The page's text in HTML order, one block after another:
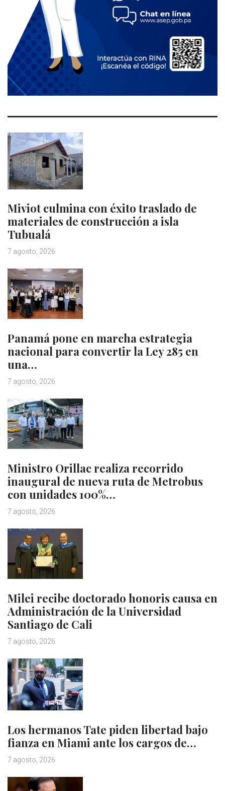
Miviot culmina con éxito traslado de
materiales de construcción a isla
Tubualá
7 agosto, 2026
Panamá pone en marcha estrategia
nacional para convertir la Ley 285 en
una…
7 agosto, 2026
Ministro Orillac realiza recorrido
inaugural de nueva ruta de Metrobus
con unidades 100%…
7 agosto, 2026
Milei recibe doctorado honoris causa en
Administración de la Universidad
Santiago de Cali
7 agosto, 2026
Los hermanos Tate piden libertad bajo
fianza en Miami ante los cargos de…
7 agosto, 2026